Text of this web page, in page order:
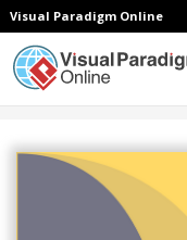
Visual Paradigm Online